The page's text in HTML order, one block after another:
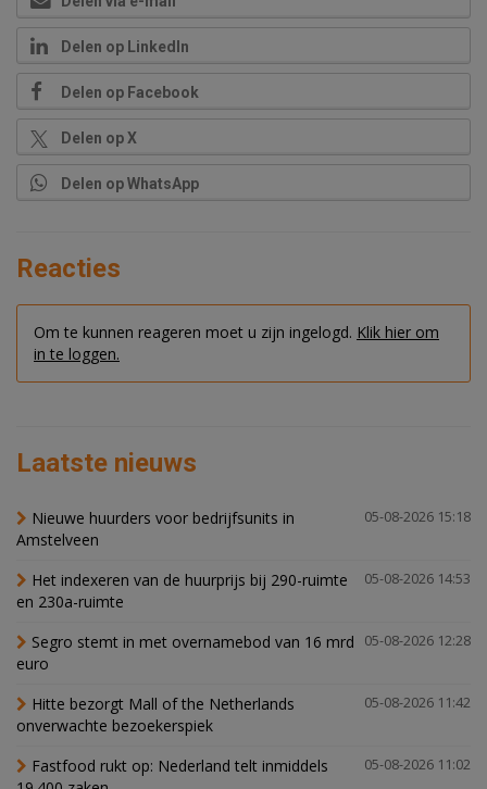
Delen op LinkedIn
Delen op Facebook
Delen op X
Delen op WhatsApp
Reacties
Om te kunnen reageren moet u zijn ingelogd. Klik hier om
in te loggen.
Laatste nieuws
05-08-2026 15:18
Nieuwe huurders voor bedrijfsunits in
Amstelveen
05-08-2026 14:53
Het indexeren van de huurprijs bij 290-ruimte
en 230a-ruimte
05-08-2026 12:28
Segro stemt in met overnamebod van 16 mrd
euro
05-08-2026 11:42
Hitte bezorgt Mall of the Netherlands
onverwachte bezoekerspiek
05-08-2026 11:02
Fastfood rukt op: Nederland telt inmiddels